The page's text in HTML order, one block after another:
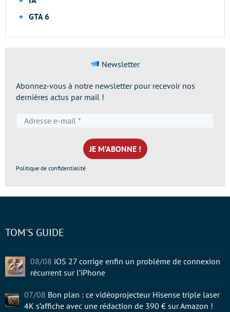
GTA 6
Newsletter
Abonnez-vous à notre newsletter pour recevoir nos
dernières actus par mail !
e-
mail
*
Politique de confidentialité
TOM'S GUIDE
08/08 iOS 27 corrige enfin un problème de connexion
récurrent sur l’iPhone
07/08 Bon plan : ce vidéoprojecteur Hisense triple laser
4K s’affiche avec une rédaction de 390 € sur Amazon !